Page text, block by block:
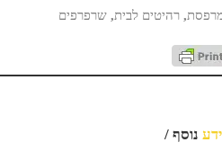
, רהיטים לבית, שרפרפים
נוסף /